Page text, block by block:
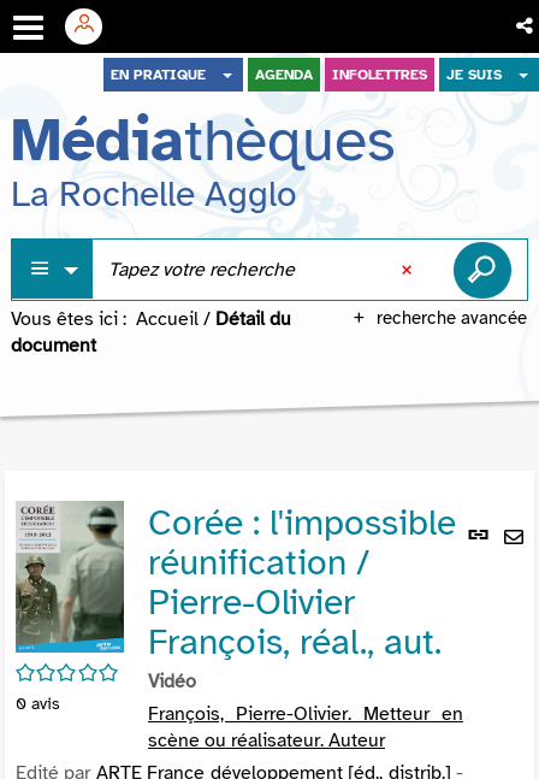
menu
contenu
recherche
EN PRATIQUE AGENDA INFOLETTRES JE SUIS
Médiathèques
La Rochelle Agglo
recherche avancée
Vous êtes ici : Accueil / Détail du
document
Lien
/5
0 avis
Corée : l'impossible
réunification /
Pierre-Olivier
François, réal., aut.
Vidéo
François, Pierre-Olivier. Metteur en
scène ou réalisateur. Auteur
Edité par ARTE France développement [éd., distrib.] -